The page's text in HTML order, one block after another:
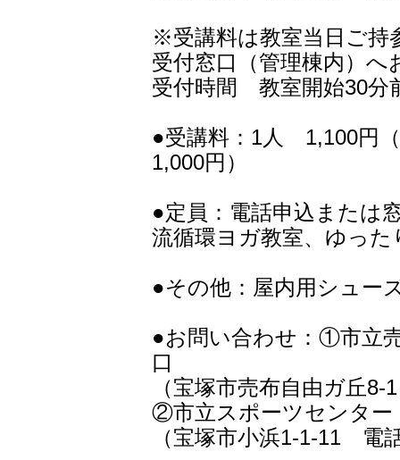
※受講料は教室当日ご持
受付窓口（管理棟内）
受付時間 教室開始30分
●受講料：1人 1,100円
1,000円）
●定員：電話申込また
流循環ヨガ教室、ゆっ
●その他：屋内用シュー
●お問い合わせ：①市立
口
（宝塚市売布自由ガ丘
②市立スポーツセンター
（宝塚市小浜1-1-11 電